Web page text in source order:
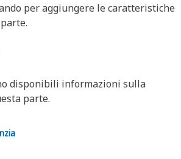
per aggiungere le caratteristiche
disponibili informazioni sulla
parte.